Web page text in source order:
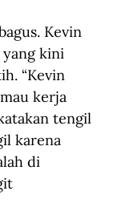
Kevin
yang kini
“Kevin
kerja
tengil
karena
di